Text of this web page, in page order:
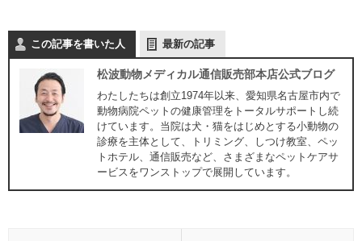
この記事を書いた人 最新の記事
松波動物メディカル通信販売部本店公式ブログ
わたしたちは創立1974年以来、愛知県名古屋市内で
動物病院ペットの健康管理をトータルサポートし続
けています。当院は犬・猫をはじめとする小動物の
診療を主体として、トリミング、しつけ教室、ペッ
トホテル、通信販売など、さまざまなペットケアサ
ービスをワンストップで展開しています。